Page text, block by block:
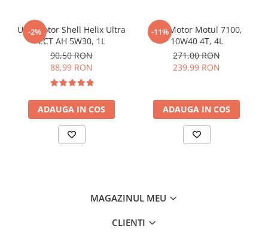
-2%
Ulei motor Shell Helix Ultra
ECT AH 5W30, 1L
90,50 RON
88,99 RON
ADAUGA IN COS
-11%
Ulei Motor Motul 7100,
10W40 4T, 4L
271,00 RON
239,99 RON
ADAUGA IN COS
MAGAZINUL MEU
CLIENTI